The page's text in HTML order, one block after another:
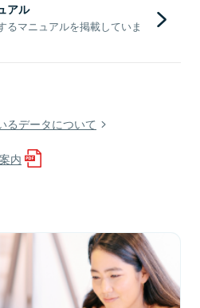
アル
るマニュアルを掲載していま
るデータについて
内